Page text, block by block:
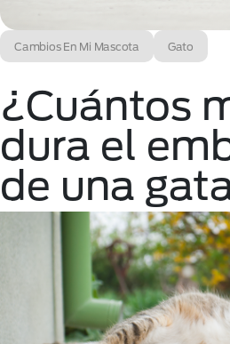
Cambios En Mi Mascota Gato
¿Cuántos
dura el
de una